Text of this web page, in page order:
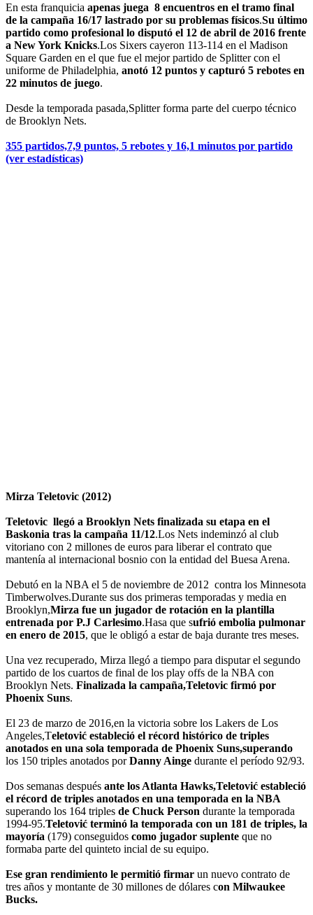
En esta franquicia apenas juega 8 encuentros en el tramo final
de la campaña 16/17 lastrado por su problemas físicos.Su último
partido como profesional lo disputó el 12 de abril de 2016 frente
a New York Knicks.Los Sixers cayeron 113-114 en el Madison
Square Garden en el que fue el mejor partido de Splitter con el
uniforme de Philadelphia, anotó 12 puntos y capturó 5 rebotes en
22 minutos de juego.
Desde la temporada pasada,Splitter forma parte del cuerpo técnico
de Brooklyn Nets.
355 partidos,7,9 puntos, 5 rebotes y 16,1 minutos por partido
(ver estadísticas)
Mirza Teletovic (2012)
Teletovic llegó a Brooklyn Nets finalizada su etapa en el
Baskonia tras la campaña 11/12.Los Nets indeminzó al club
vitoriano con 2 millones de euros para liberar el contrato que
mantenía al internacional bosnio con la entidad del Buesa Arena.
Debutó en la NBA el 5 de noviembre de 2012 contra los Minnesota
Timberwolves.Durante sus dos primeras temporadas y media en
Brooklyn,Mirza fue un jugador de rotación en la plantilla
entrenada por P.J Carlesimo.Hasa que sufrió embolia pulmonar
en enero de 2015, que le obligó a estar de baja durante tres meses.
Una vez recuperado, Mirza llegó a tiempo para disputar el segundo
partido de los cuartos de final de los play offs de la NBA con
Brooklyn Nets. Finalizada la campaña,Teletovic firmó por
Phoenix Suns.
El 23 de marzo de 2016,en la victoria sobre los Lakers de Los
Angeles,Teletović estableció el récord histórico de triples
anotados en una sola temporada de Phoenix Suns,superando
los 150 triples anotados porDanny Ainge durante el período 92/93.
Dos semanas después ante los Atlanta Hawks,Teletović estableció
el récord de triples anotados en una temporada en la NBA
superando los 164 triples de Chuck Person durante la temporada
1994-95.Teletović terminó la temporada con un 181 de triples, la
mayoría (179) conseguidos como jugador suplente que no
formaba parte del quinteto incial de su equipo.
Ese gran rendimiento le permitió firmar un nuevo contrato de
tres años y montante de 30 millones de dólares con Milwaukee
Bucks.